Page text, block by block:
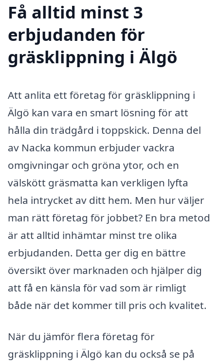
Få alltid minst 3
erbjudanden för
gräsklippning i Älgö
Att anlita ett företag för gräsklippning i
Älgö kan vara en smart lösning för att
hålla din trädgård i toppskick. Denna del
av Nacka kommun erbjuder vackra
omgivningar och gröna ytor, och en
välskött gräsmatta kan verkligen lyfta
hela intrycket av ditt hem. Men hur väljer
man rätt företag för jobbet? En bra metod
är att alltid inhämtar minst tre olika
erbjudanden. Detta ger dig en bättre
översikt över marknaden och hjälper dig
att få en känsla för vad som är rimligt
både när det kommer till pris och kvalitet.
När du jämför flera företag för
gräsklippning i Älgö kan du också se på